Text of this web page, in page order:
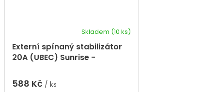
Externí spínaný stabilizátor
20A (UBEC) Sunrise -
7V, 9V
hodnocení
produktu
je
z
Skladem (10 ks)
588 Kč / ks